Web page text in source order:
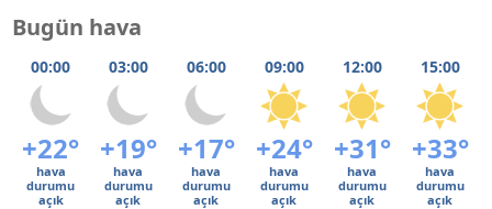
Bugün hava
00:00 03:00 06:00 09:00 12:00 15:00
+22° +19° +17° +24° +31° +33°
hava
durumu
açık
hava
durumu
açık
hava
durumu
açık
hava
durumu
açık
hava
durumu
açık
hava
durumu
açık